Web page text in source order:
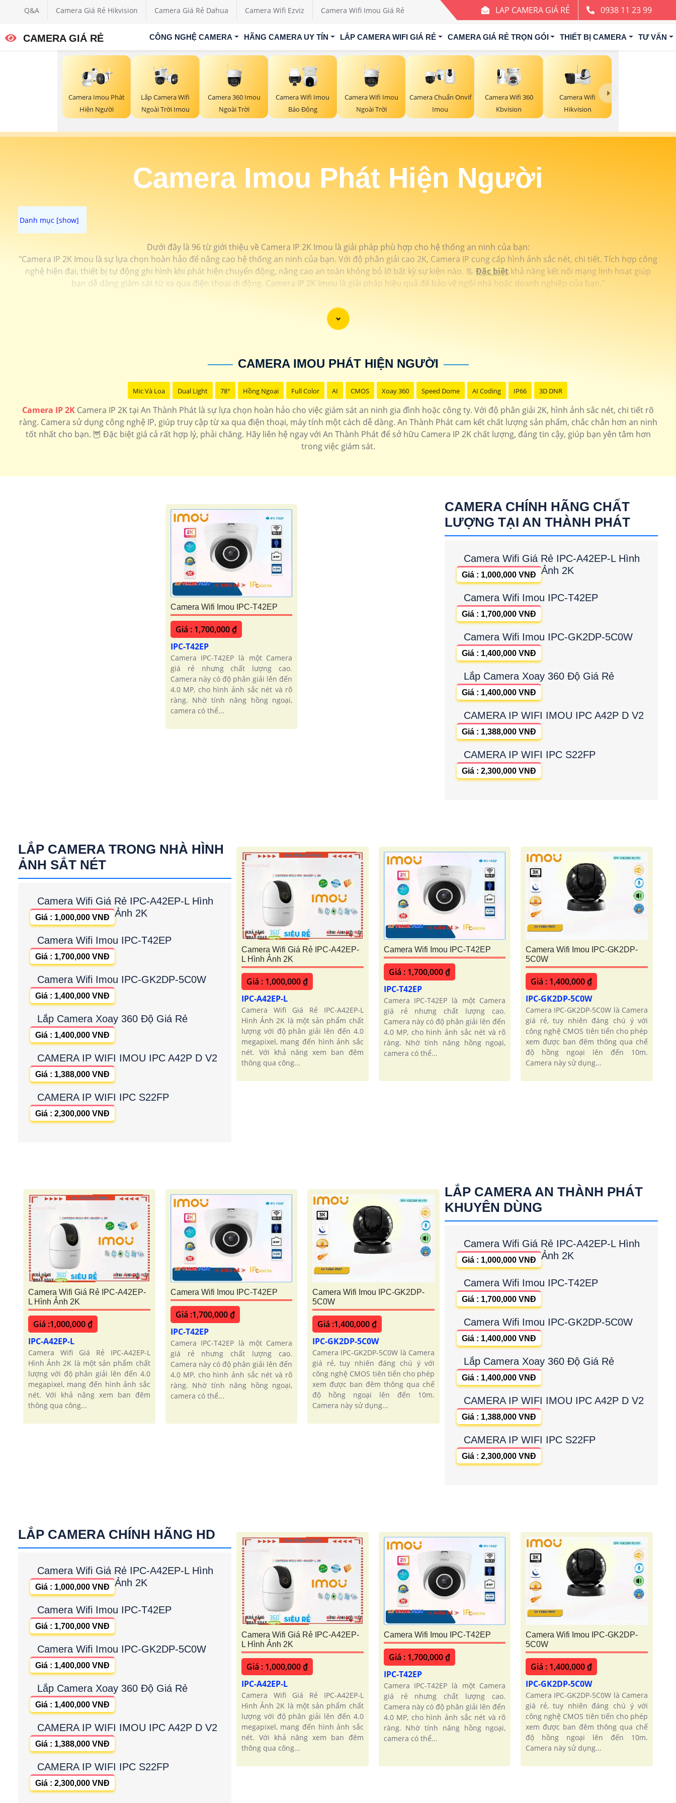
Q&A Camera Giá Rẻ Hikvision Camera Giá Rẻ Dahua Camera Wifi Ezviz Camera Wifi Imou Giá Rẻ LAP CAMERA GIÁ RẺ 0938 11 23 99
CAMERA GIÁ RẺ CÔNG NGHỆ CAMERA HÃNG CAMERA UY TÍN LẮP CAMERA WIFI GIÁ RẺ CAMERA GIÁ RẺ TRỌN GÓI THIẾT BỊ CAMERA TƯ VẤN
Camera Imou Phát
Hiện Người
Lắp Camera Wifi
Ngoài Trời Imou
Camera 360 Imou
Ngoài Trời
Camera Wifi Imou
Báo Động
Camera Wifi Imou
Ngoài Trời
Camera Chuẩn Onvif
Imou
Camera Wifi 360
Kbvision
Camera Wifi
Hikvision
Camera Imou Phát Hiện Người
Dưới đây là 96 từ giới thiệu về Camera IP 2K Imou là giải pháp phù hợp cho hệ thống an ninh của bạn:
"Camera IP 2K Imou là sự lựa chọn hoàn hảo để nâng cao hệ thống an ninh của bạn. Với độ phân giải cao 2K, Camera IP cung cấp hình ảnh sắc nét, chi tiết. Tích hợp công
nghệ hiện đại, thiết bị tự động ghi hình khi phát hiện chuyển động, nâng cao an toàn không bỏ lỡ bất kỳ sự kiện nào. 📃 Đặc biệt khả năng kết nối mạng linh hoạt giúp
bạn dễ dàng giám sát từ xa qua điện thoại di động. Camera IP 2K Imou là giải pháp hiệu quả để bảo vệ ngôi nhà hoặc doanh nghiệp của bạn."
CAMERA IMOU PHÁT HIỆN NGƯỜI
Mic Và Loa Dual Light 78° Hồng Ngoại Full Color AI CMOS Xoay 360 Speed Dome AI Coding IP66 3D DNR
Camera IP 2K Camera IP 2K tại An Thành Phát là sự lựa chọn hoàn hảo cho việc giám sát an ninh gia đình hoặc công ty. Với độ phân giải 2K, hình ảnh sắc nét, chi tiết rõ
ràng. Camera sử dụng công nghệ IP, giúp truy cập từ xa qua điện thoại, máy tính một cách dễ dàng. An Thành Phát cam kết chất lượng sản phẩm, chắc chắn hơn an ninh
tốt nhất cho bạn. 🦉 Đặc biệt giá cả rất hợp lý, phải chăng. Hãy liên hệ ngay với An Thành Phát để sở hữu Camera IP 2K chất lượng, đáng tin cậy, giúp bạn yên tâm hơn
trong việc giám sát.
Camera Wifi Imou IPC-T42EP
Giá : 1,700,000 ₫
IPC-T42EP
Camera IPC-T42EP là một Camera
giá rẻ nhưng chất lượng cao.
Camera này có độ phân giải lên đến
4.0 MP, cho hình ảnh sắc nét và rõ
ràng. Nhờ tính năng hồng ngoại,
camera có thể...
CAMERA CHÍNH HÃNG CHẤT
LƯỢNG TẠI AN THÀNH PHÁT
Camera Wifi Giá Rẻ IPC-A42EP-L Hình
Ảnh 2K
Giá : 1,000,000 VNĐ
Camera Wifi Imou IPC-T42EP
Giá : 1,700,000 VNĐ
Camera Wifi Imou IPC-GK2DP-5C0W
Giá : 1,400,000 VNĐ
Lắp Camera Xoay 360 Độ Giá Rẻ
Giá : 1,400,000 VNĐ
CAMERA IP WIFI IMOU IPC A42P D V2
Giá : 1,388,000 VNĐ
CAMERA IP WIFI IPC S22FP
Giá : 2,300,000 VNĐ
LẮP CAMERA TRONG NHÀ HÌNH
ẢNH SẮT NÉT
Camera Wifi Giá Rẻ IPC-A42EP-L Hình
Ảnh 2K
Giá : 1,000,000 VNĐ
Camera Wifi Imou IPC-T42EP
Giá : 1,700,000 VNĐ
Camera Wifi Imou IPC-GK2DP-5C0W
Giá : 1,400,000 VNĐ
Lắp Camera Xoay 360 Độ Giá Rẻ
Giá : 1,400,000 VNĐ
CAMERA IP WIFI IMOU IPC A42P D V2
Giá : 1,388,000 VNĐ
CAMERA IP WIFI IPC S22FP
Giá : 2,300,000 VNĐ
Camera Wifi Giá Rẻ IPC-A42EP-
L Hình Ảnh 2K
Giá : 1,000,000 ₫
IPC-A42EP-L
Camera Wifi Giá Rẻ IPC-A42EP-L
Hình Ảnh 2K là một sản phẩm chất
lượng với độ phân giải lên đến 4.0
megapixel, mang đến hình ảnh sắc
nét. Với khả năng xem ban đêm
thông qua công...
Camera Wifi Imou IPC-T42EP
Giá : 1,700,000 ₫
IPC-T42EP
Camera IPC-T42EP là một Camera
giá rẻ nhưng chất lượng cao.
Camera này có độ phân giải lên đến
4.0 MP, cho hình ảnh sắc nét và rõ
ràng. Nhờ tính năng hồng ngoại,
camera có thể...
Camera Wifi Imou IPC-GK2DP-
5C0W
Giá : 1,400,000 ₫
IPC-GK2DP-5C0W
Camera IPC-GK2DP-5C0W là Camera
giá rẻ, tuy nhiên đáng chú ý với
công nghệ CMOS tiên tiến cho phép
xem được ban đêm thông qua chế
độ hồng ngoại lên đến 10m.
Camera này sử dụng...
Camera Wifi Giá Rẻ IPC-A42EP-
L Hình Ảnh 2K
Giá :1,000,000 ₫
IPC-A42EP-L
Camera Wifi Giá Rẻ IPC-A42EP-L
Hình Ảnh 2K là một sản phẩm chất
lượng với độ phân giải lên đến 4.0
megapixel, mang đến hình ảnh sắc
nét. Với khả năng xem ban đêm
thông qua công...
Camera Wifi Imou IPC-T42EP
Giá :1,700,000 ₫
IPC-T42EP
Camera IPC-T42EP là một Camera
giá rẻ nhưng chất lượng cao.
Camera này có độ phân giải lên đến
4.0 MP, cho hình ảnh sắc nét và rõ
ràng. Nhờ tính năng hồng ngoại,
camera có thể...
Camera Wifi Imou IPC-GK2DP-
5C0W
Giá :1,400,000 ₫
IPC-GK2DP-5C0W
Camera IPC-GK2DP-5C0W là Camera
giá rẻ, tuy nhiên đáng chú ý với
công nghệ CMOS tiên tiến cho phép
xem được ban đêm thông qua chế
độ hồng ngoại lên đến 10m.
Camera này sử dụng...
LẮP CAMERA AN THÀNH PHÁT
KHUYÊN DÙNG
Camera Wifi Giá Rẻ IPC-A42EP-L Hình
Ảnh 2K
Giá : 1,000,000 VNĐ
Camera Wifi Imou IPC-T42EP
Giá : 1,700,000 VNĐ
Camera Wifi Imou IPC-GK2DP-5C0W
Giá : 1,400,000 VNĐ
Lắp Camera Xoay 360 Độ Giá Rẻ
Giá : 1,400,000 VNĐ
CAMERA IP WIFI IMOU IPC A42P D V2
Giá : 1,388,000 VNĐ
CAMERA IP WIFI IPC S22FP
Giá : 2,300,000 VNĐ
LẮP CAMERA CHÍNH HÃNG HD
Camera Wifi Giá Rẻ IPC-A42EP-L Hình
Ảnh 2K
Giá : 1,000,000 VNĐ
Camera Wifi Imou IPC-T42EP
Giá : 1,700,000 VNĐ
Camera Wifi Imou IPC-GK2DP-5C0W
Giá : 1,400,000 VNĐ
Lắp Camera Xoay 360 Độ Giá Rẻ
Giá : 1,400,000 VNĐ
CAMERA IP WIFI IMOU IPC A42P D V2
Giá : 1,388,000 VNĐ
CAMERA IP WIFI IPC S22FP
Giá : 2,300,000 VNĐ
Camera Wifi Giá Rẻ IPC-A42EP-
L Hình Ảnh 2K
Giá : 1,000,000 ₫
IPC-A42EP-L
Camera Wifi Giá Rẻ IPC-A42EP-L
Hình Ảnh 2K là một sản phẩm chất
lượng với độ phân giải lên đến 4.0
megapixel, mang đến hình ảnh sắc
nét. Với khả năng xem ban đêm
thông qua công...
Camera Wifi Imou IPC-T42EP
Giá : 1,700,000 ₫
IPC-T42EP
Camera IPC-T42EP là một Camera
giá rẻ nhưng chất lượng cao.
Camera này có độ phân giải lên đến
4.0 MP, cho hình ảnh sắc nét và rõ
ràng. Nhờ tính năng hồng ngoại,
camera có thể...
Camera Wifi Imou IPC-GK2DP-
5C0W
Giá : 1,400,000 ₫
IPC-GK2DP-5C0W
Camera IPC-GK2DP-5C0W là Camera
giá rẻ, tuy nhiên đáng chú ý với
công nghệ CMOS tiên tiến cho phép
xem được ban đêm thông qua chế
độ hồng ngoại lên đến 10m.
Camera này sử dụng...